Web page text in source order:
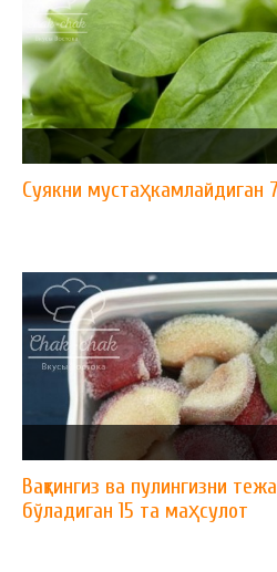
Суякни мустаҳкамлайдиган
Вақтингиз ва пулингизни
бўладиган 15 та маҳсулот